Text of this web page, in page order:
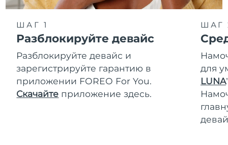
ШАГ 1
Разблокируйте девайс
Разблокируйте девайс и
зарегистрируйте гарантию в
приложении FOREO For You.
Скачайте приложение здесь.
ШАГ
для
LUNA